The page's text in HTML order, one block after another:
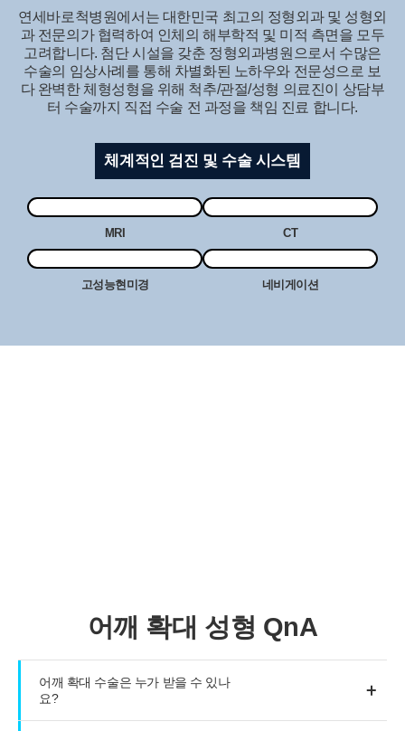
연세바로척병원에서는 대한민국 최고의 정형외과 및 성형외
과 전문의가 협력하여 인체의 해부학적 및 미적 측면을 모두
고려합니다. 첨단 시설을 갖춘 정형외과병원으로서 수많은
수술의 임상사례를 통해 차별화된 노하우와 전문성으로 보
다 완벽한 체형성형을 위해 척추/관절/성형 의료진이 상담부
터 수술까지 직접 수술 전 과정을 책임 진료 합니다.
체계적인 검진 및 수술 시스템
MRI CT
고성능현미경 네비게이션
어깨 확대 성형 QnA
어깨 확대 수술은 누가 받을 수 있나
요?